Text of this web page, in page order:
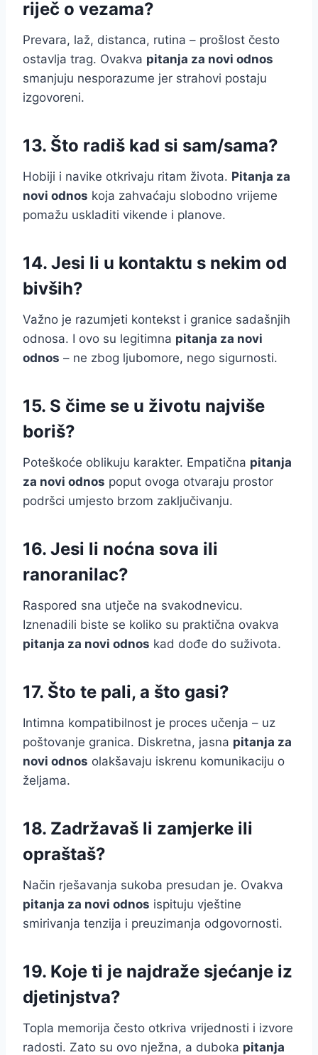
riječ o vezama?
Prevara, laž, distanca, rutina – prošlost često
ostavlja trag. Ovakva pitanja za novi odnos
smanjuju nesporazume jer strahovi postaju
izgovoreni.
13. Što radiš kad si sam/sama?
Hobiji i navike otkrivaju ritam života. Pitanja za
novi odnos koja zahvaćaju slobodno vrijeme
pomažu uskladiti vikende i planove.
14. Jesi li u kontaktu s nekim od
bivših?
Važno je razumjeti kontekst i granice sadašnjih
odnosa. I ovo su legitimna pitanja za novi
odnos – ne zbog ljubomore, nego sigurnosti.
15. S čime se u životu najviše
boriš?
Poteškoće oblikuju karakter. Empatična pitanja
za novi odnos poput ovoga otvaraju prostor
podršci umjesto brzom zaključivanju.
16. Jesi li noćna sova ili
ranoranilac?
Raspored sna utječe na svakodnevicu.
Iznenadili biste se koliko su praktična ovakva
pitanja za novi odnos kad dođe do suživota.
17. Što te pali, a što gasi?
Intimna kompatibilnost je proces učenja – uz
poštovanje granica. Diskretna, jasna pitanja za
novi odnos olakšavaju iskrenu komunikaciju o
željama.
18. Zadržavaš li zamjerke ili
opraštaš?
Način rješavanja sukoba presudan je. Ovakva
pitanja za novi odnos ispituju vještine
smirivanja tenzija i preuzimanja odgovornosti.
19. Koje ti je najdraže sjećanje iz
djetinjstva?
Topla memorija često otkriva vrijednosti i izvore
radosti. Zato su ovo nježna, a duboka pitanja